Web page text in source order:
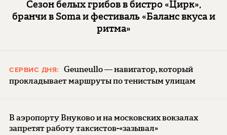
Сезон белых грибов в бистро «Цирк»,
бранчи в Soma и фестиваль «Баланс вкуса и
ритма»
СЕРВИС ДНЯ:
Geuneullo — навигатор, который
прокладывает маршруты по тенистым улицам
В аэропорту Внуково и на московских вокзалах
запретят работу таксистов-«зазывал»